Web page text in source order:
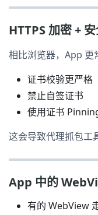
HTTPS 加密 +
相比浏览器，App 更
证书校验更严格
禁止自签证书
使用证书
这会导致代理抓包工
App 中的
有的 WebView